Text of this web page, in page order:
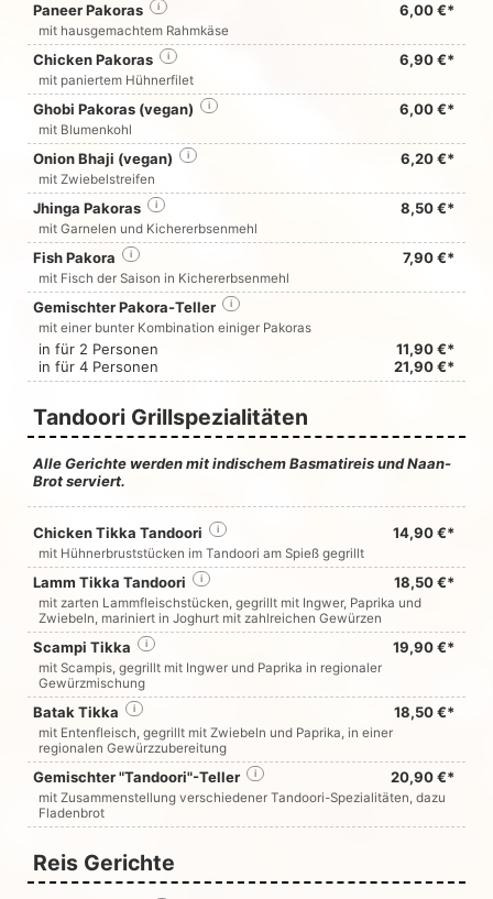
Paneer Pakoras 6,00 €*
i
mit hausgemachtem Rahmkäse
Chicken Pakoras 6,90 €*
i
mit paniertem Hühnerfilet
Ghobi Pakoras (vegan) 6,00 €*
i
mit Blumenkohl
Onion Bhaji (vegan) 6,20 €*
i
mit Zwiebelstreifen
Jhinga Pakoras 8,50 €*
i
mit Garnelen und Kichererbsenmehl
Fish Pakora 7,90 €*
i
mit Fisch der Saison in Kichererbsenmehl
Gemischter Pakora-Teller i
mit einer bunter Kombination einiger Pakoras
in für 2 Personen
11,90 €*
in für 4 Personen
21,90 €*
Tandoori Grillspezialitäten
Alle Gerichte werden mit indischem Basmatireis und Naan-
Brot serviert.
Chicken Tikka Tandoori 14,90 €*
i
mit Hühnerbruststücken im Tandoori am Spieß gegrillt
Lamm Tikka Tandoori 18,50 €*
i
mit zarten Lammfleischstücken, gegrillt mit Ingwer, Paprika und
Zwiebeln, mariniert in Joghurt mit zahlreichen Gewürzen
Scampi Tikka 19,90 €*
i
mit Scampis, gegrillt mit Ingwer und Paprika in regionaler
Gewürzmischung
Batak Tikka 18,50 €*
i
mit Entenfleisch, gegrillt mit Zwiebeln und Paprika, in einer
regionalen Gewürzzubereitung
Gemischter "Tandoori"-Teller 20,90 €*
i
mit Zusammenstellung verschiedener Tandoori-Spezialitäten, dazu
Fladenbrot
Reis Gerichte